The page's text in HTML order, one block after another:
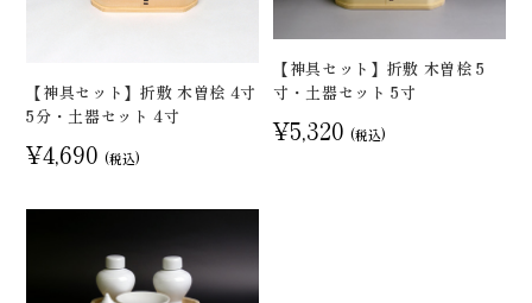
【神具セット】折敷 木曽桧 4寸
5分・土器セット 4寸
¥4,690 (税込)
【神具セット】折敷 木曽桧 5
寸・土器セット 5寸
¥5,320 (税込)